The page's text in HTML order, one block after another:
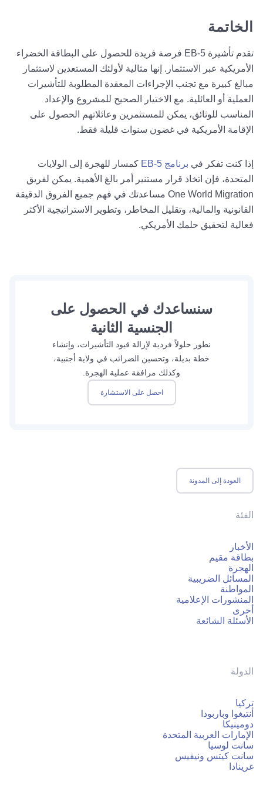
الخاتمة
تقدم تأشيرة EB-5 فرصة فريدة للحصول على البطاقة الخضراء
الأمريكية عبر الاستثمار. إنها مثالية لأولئك المستعدين لاستثمار
مبالغ كبيرة مع تجنب الإجراءات المعقدة المطلوبة للتأشيرات
العملية أو العائلية. مع الاختيار الصحيح للمشروع والإعداد
المناسب للوثائق، يمكن للمستثمرين وعائلاتهم الحصول على
الإقامة الأمريكية في غضون سنوات قليلة فقط.
إذا كنت تفكر في برنامج EB-5
كمسار للهجرة إلى الولايات
المتحدة، فإن اتخاذ قرار مستنير أمر بالغ الأهمية. يمكن لفريق
One World Migration مساعدتك في فهم جميع الفروق الدقيقة
القانونية والمالية، وتقليل المخاطر، وتطوير الاستراتيجية الأكثر
فعالية لتحقيق حلمك الأمريكي.
سنساعدك في الحصول على
الجنسية الثانية
نطور حلولاً فردية لإزالة قيود التأشيرات، وإنشاء
خطة بديلة، وتحسين الضرائب في ولاية أجنبية،
وكذلك مرافقة عملية الهجرة.
احصل على الاستشارة
العودة إلى المدونة
الفئة
الأخبار
بطاقة مقيم
الهجرة
المسائل الضريبية
المواطنة
المنشورات الإعلامية
أخرى
الأسئلة الشائعة
الدولة
تركيا
أنتيغوا وباربودا
دومينيكا
الإمارات العربية المتحدة
سانت لوسيا
سانت كيتس ونيفيس
غرينادا